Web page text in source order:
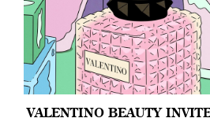
VALENTINO BEAUTY